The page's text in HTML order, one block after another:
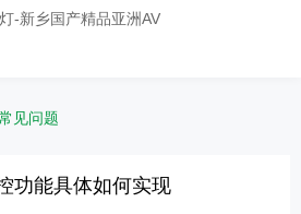
见问题
功能具体如何实现